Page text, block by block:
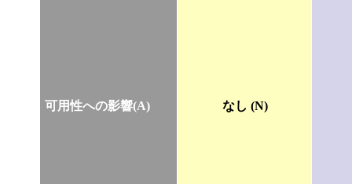
可用性への影響(A) なし (N)